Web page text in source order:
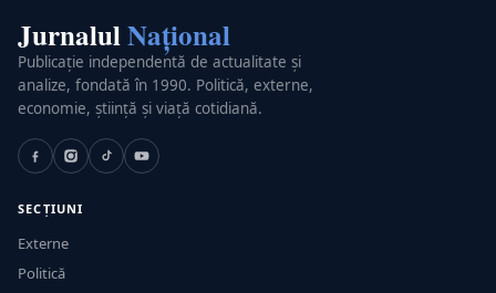
JurnalulNațional
Publicație independentă de actualitate și
analize, fondată în 1990. Politică, externe,
economie, știință și viață cotidiană.
SECȚIUNI
Externe
Politică